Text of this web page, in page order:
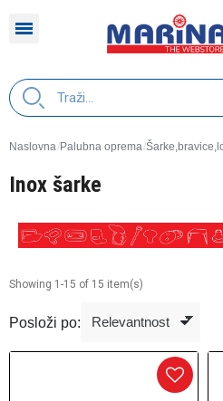
Naslovna Palubna oprema
Inox šarke
Showing 1-15 of 15 item(s)
Posloži po: